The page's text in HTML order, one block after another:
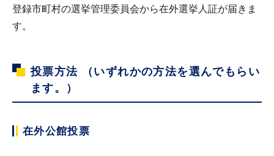
登録市町村の選挙管理委員会から在外選挙人証が届きま
す。
投票方法 （いずれかの方法を選んでもらい
ます。）
在外公館投票